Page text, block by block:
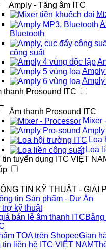
Amply - Tăng âm ITC
Bluetooth
công suất
thanh Prosound ITC
Âm thanh Prosound ITC
Mixer
Loa
Loa
TIN KỸ THUẬT - GIẢI
tin Sản phẩm - Dự Án
trợ kỹ thuật
Gian